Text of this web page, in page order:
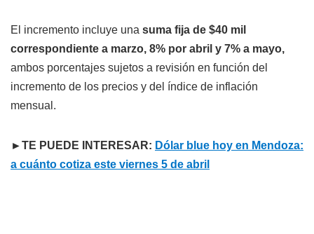
El incremento incluye una suma fija de $40 mil
correspondiente a marzo, 8% por abril y 7% a mayo,
ambos porcentajes sujetos a revisión en función del
incremento de los precios y del índice de inflación
mensual.
►TE PUEDE INTERESAR: Dólar blue hoy en Mendoza:
a cuánto cotiza este viernes 5 de abril